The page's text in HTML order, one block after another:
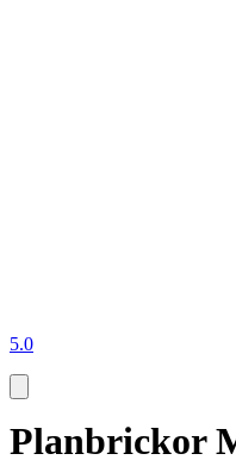
5.0
Planbrickor